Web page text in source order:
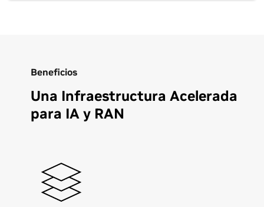
Beneficios
Una Infraestructura Acelerada
para IA y RAN